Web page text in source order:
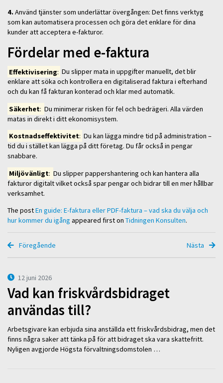
4.Använd tjänster som underlättar övergången: Det finns verktyg
som kan automatisera processen och göra det enklare för dina
kunder att acceptera e-fakturor.
Fördelar med e-faktura
Effektivisering: Du slipper mata in uppgifter manuellt, det blir
enklare att söka och kontrollera en digitaliserad faktura i efterhand
och du kan få fakturan konterad och klar med automatik.
Säkerhet: Du minimerar risken för fel och bedrägeri. Alla värden
matas in direkt i ditt ekonomisystem.
Kostnadseffektivitet: Du kan lägga mindre tid på administration –
tid du i stället kan lägga på ditt företag. Du får också in pengar
snabbare.
Miljövänligt: Du slipper pappershantering och kan hantera alla
fakturor digitalt vilket också spar pengar och bidrar till en mer hållbar
verksamhet.
The postEn guide: E-faktura eller PDF-faktura – vad ska du välja och
hur kommer du igång appeared first on Tidningen Konsulten.
Föregående Nästa
12 juni 2026
Vad kan friskvårdsbidraget
användas till?
Arbetsgivare kan erbjuda sina anställda ett friskvårdsbidrag, men det
finns några saker att tänka på för att bidraget ska vara skattefritt.
Nyligen avgjorde Högsta förvaltningsdomstolen …